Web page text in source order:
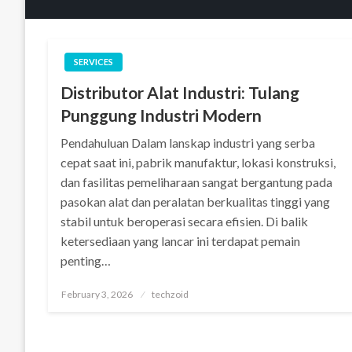
SERVICES
Distributor Alat Industri: Tulang
Punggung Industri Modern
Pendahuluan Dalam lanskap industri yang serba
cepat saat ini, pabrik manufaktur, lokasi konstruksi,
dan fasilitas pemeliharaan sangat bergantung pada
pasokan alat dan peralatan berkualitas tinggi yang
stabil untuk beroperasi secara efisien. Di balik
ketersediaan yang lancar ini terdapat pemain
penting…
Posted
February 3, 2026 techzoid